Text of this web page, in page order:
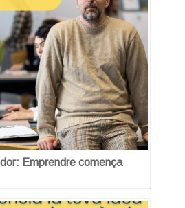
Emprendre comença